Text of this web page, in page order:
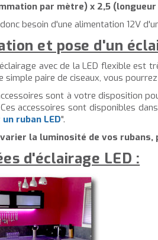
par mètre) x 2,5
besoin d'une alimentation 12V
et pose d'un
avec de la LED flexible est
simple paire de ciseaux, vous
sont à votre disposition
accessoires sont disponibles
ruban LED".
la luminosité de vos rubans,
d'éclairage LED :